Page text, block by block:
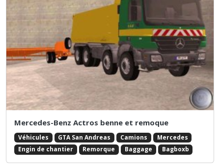
Mercedes-Benz Actros benne et remoque
Véhicules GTA San Andreas Camions
Mercedes
Engin de chantier
Remorque Baggage Bagboxb